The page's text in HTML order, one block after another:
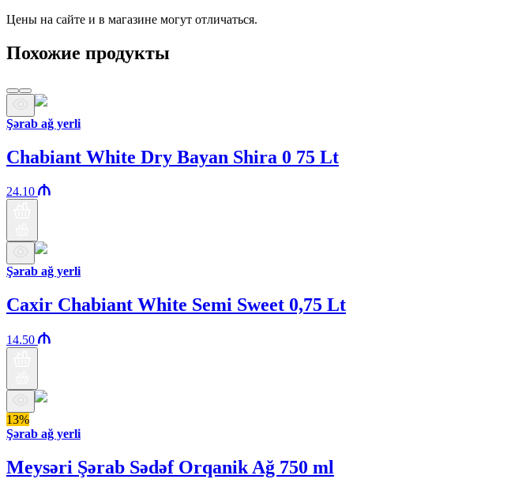
Цены на сайте и в магазине могут отличаться.
Похожие продукты
Şərab ağ yerli
Chabiant White Dry Bayan Shira 0 75 Lt
24.10
Şərab ağ yerli
Caxir Chabiant White Semi Sweet 0,75 Lt
14.50
13%
Şərab ağ yerli
Meysəri Şərab Sədəf Orqanik Ağ 750 ml